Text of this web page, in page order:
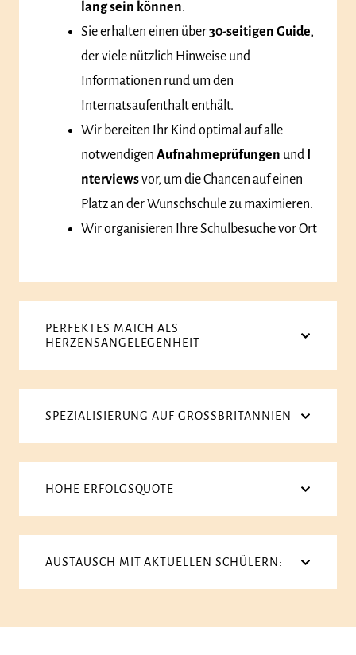
lang sein können.
Sie erhalten einen über30-seitigen Guide,
der viele nützlich Hinweise und
Informationen rund um den
Internatsaufenthalt enthält.
Wir bereiten Ihr Kind optimal auf alle
notwendigen Aufnahmeprüfungen und I
nterviewsvor, um die Chancen auf einen
Platz an der Wunschschule zu maximieren.
Wir organisieren Ihre Schulbesuche vor Ort
PERFEKTES MATCH ALS
HERZENSANGELEGENHEIT
SPEZIALISIERUNG AUF GROSSBRITANNIEN
HOHE ERFOLGSQUOTE
AUSTAUSCH MIT AKTUELLEN SCHÜLERN: